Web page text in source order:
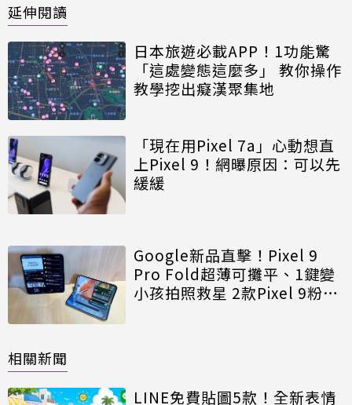
延伸閱讀
日本旅遊必載APP！1功能驚
「這處變態這麼多」 教你操作
教學挖出癡漢聚集地
「現在用Pixel 7a」心動想直
上Pixel 9！網曝原因：可以先
緩緩
Google新品直擊！Pixel 9
Pro Fold超薄可攤平、1鍵變
小孩拍照救星 2款Pixel 9粉色
相關新聞
LINE免費貼圖5款！全新表情